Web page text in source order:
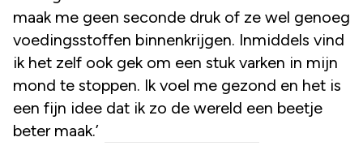
maak me geen seconde druk of ze wel genoeg
voedingsstoffen binnenkrijgen. Inmiddels vind
ik het zelf ook gek om een stuk varken in mijn
mond te stoppen. Ik voel me gezond en het is
een fijn idee dat ik zo de wereld een beetje
beter maak.’